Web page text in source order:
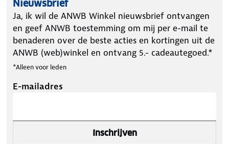
Nieuwsbrief
Ja, ik wil de ANWB Winkel nieuwsbrief ontvangen
en geef ANWB toestemming om mij per e-mail te
benaderen over de beste acties en kortingen uit de
ANWB (web)winkel en ontvang 5.- cadeautegoed.*
*Alleen voor leden
E-mailadres
Inschrijven